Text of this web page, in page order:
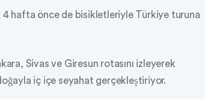
hafta önce de bisikletleriyle Türkiye turuna
Sivas ve Giresun rotasını izleyerek
iç içe seyahat gerçekleştiriyor.